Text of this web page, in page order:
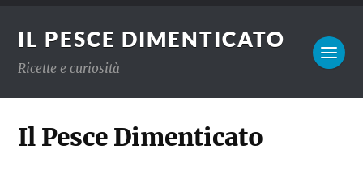
IL PESCE DIMENTICATO
Ricette e curiosità
Il Pesce Dimenticato